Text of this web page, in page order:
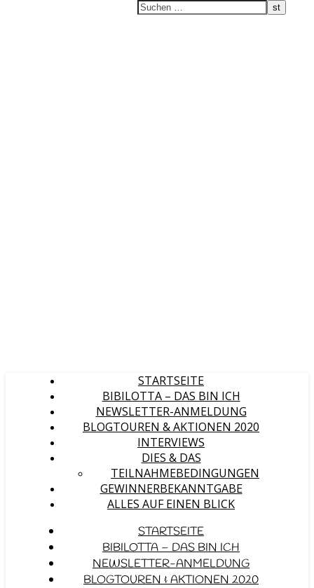
STARTSEITE
BIBILOTTA – DAS BIN ICH
NEWSLETTER-ANMELDUNG
BLOGTOUREN & AKTIONEN 2020
INTERVIEWS
DIES & DAS
TEILNAHMEBEDINGUNGEN
GEWINNERBEKANNTGABE
ALLES AUF EINEN BLICK
STARTSEITE
BIBILOTTA – DAS BIN ICH
NEWSLETTER-ANMELDUNG
BLOGTOUREN & AKTIONEN 2020